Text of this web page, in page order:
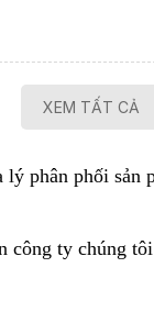
XEM TẤT CẢ
phân phối sản
công ty chúng